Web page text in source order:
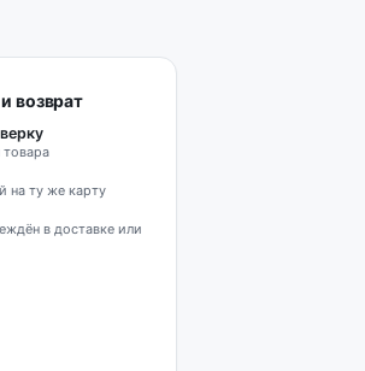
возврат
товара
на ту же карту
в доставке или